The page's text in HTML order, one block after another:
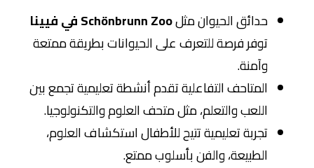
حدائق الحيوان مثلSchönbrunn Zoo في فيينا
توفر فرصة للتعرف على الحيوانات بطريقة ممتعة
وآمنة.
المتاحف التفاعلية تقدم أنشطة تعليمية تجمع بين
اللعب والتعلم، مثل متحف العلوم والتكنولوجيا.
تجربة تعليمية تتيح للأطفال استكشاف العلوم،
الطبيعة، والفن بأسلوب ممتع.